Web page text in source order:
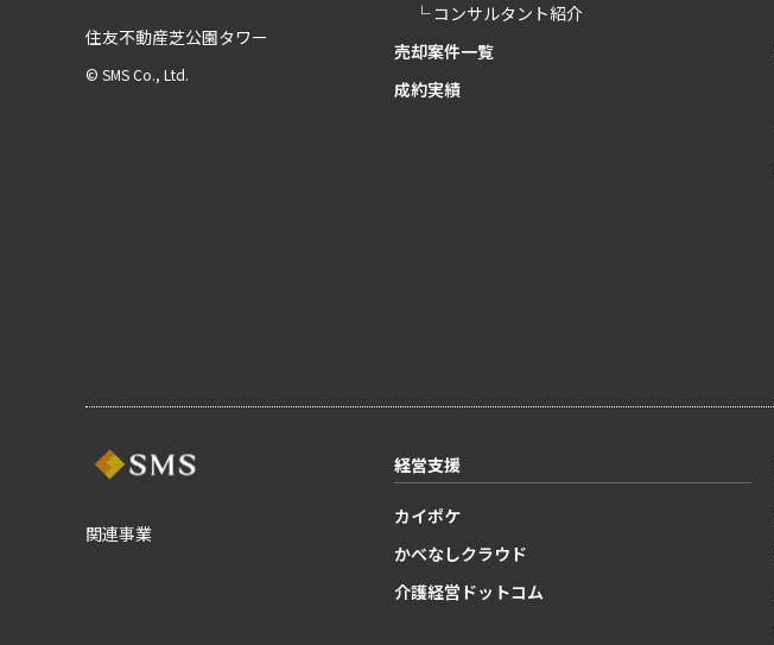
住友不動産芝公園タワー
© SMS Co., Ltd.
└ コンサルタント紹介
売却案件一覧
成約実績
関連事業
経営支援
カイポケ
かべなしクラウド
介護経営ドットコム